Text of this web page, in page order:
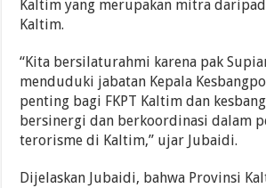
Kaltim yang merupakan mitra
Kaltim.
“Kita bersilaturahmi karena pak
menduduki jabatan Kepala
penting bagi FKPT Kaltim dan
bersinergi dan berkoordinasi dalam
terorisme di Kaltim,” ujar Jubaidi.
Dijelaskan Jubaidi, bahwa Provinsi